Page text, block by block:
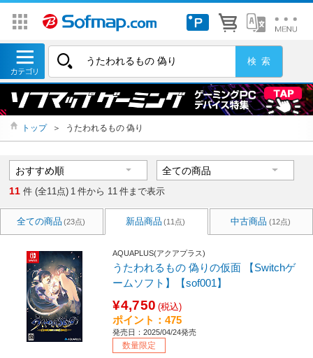
トップ ＞ うたわれるもの 偽り
11 件 (全11点) 1 件から 11 件まで表示
全ての商品 (23点) 新品商品 (11点) 中古商品 (12点)
AQUAPLUS(アクアプラス)
うたわれるもの 偽りの仮面 【Switchゲ
ームソフト】【sof001】
¥4,750 (税込)
ポイント：475
発売日：2025/04/24発売
数量限定